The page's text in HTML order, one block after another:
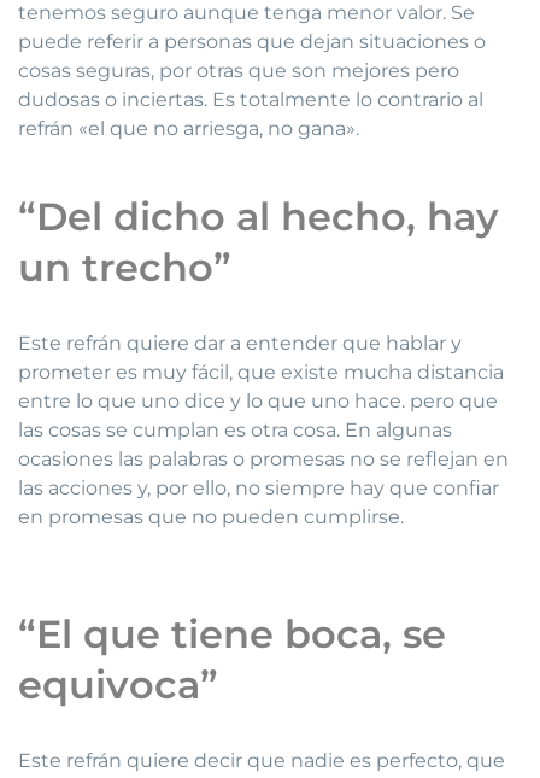
tenemos seguro aunque tenga menor valor. Se
puede referir a personas que dejan situaciones o
cosas seguras, por otras que son mejores pero
dudosas o inciertas. Es totalmente lo contrario al
refrán «el que no arriesga, no gana».
“Del dicho al hecho, hay
un trecho”
Este refrán quiere dar a entender que hablar y
prometer es muy fácil, que existe mucha distancia
entre lo que uno dice y lo que uno hace. pero que
las cosas se cumplan es otra cosa. En algunas
ocasiones las palabras o promesas no se reflejan en
las acciones y, por ello, no siempre hay que confiar
en promesas que no pueden cumplirse.
“El que tiene boca, se
equivoca”
Este refrán quiere decir que nadie es perfecto, que